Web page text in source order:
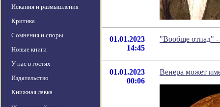
Искания и размышления
Критика
Сомнения и споры
Новые книги
У нас в гостях
Издательство
Книжная лавка
01.01.2023
14:45
"Вообще отпад" -
01.01.2023
00:06
Венера может